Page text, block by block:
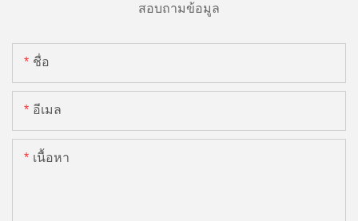
สอบถามข้อมูล
ชื่อ
อีเมล
เนื้อหา